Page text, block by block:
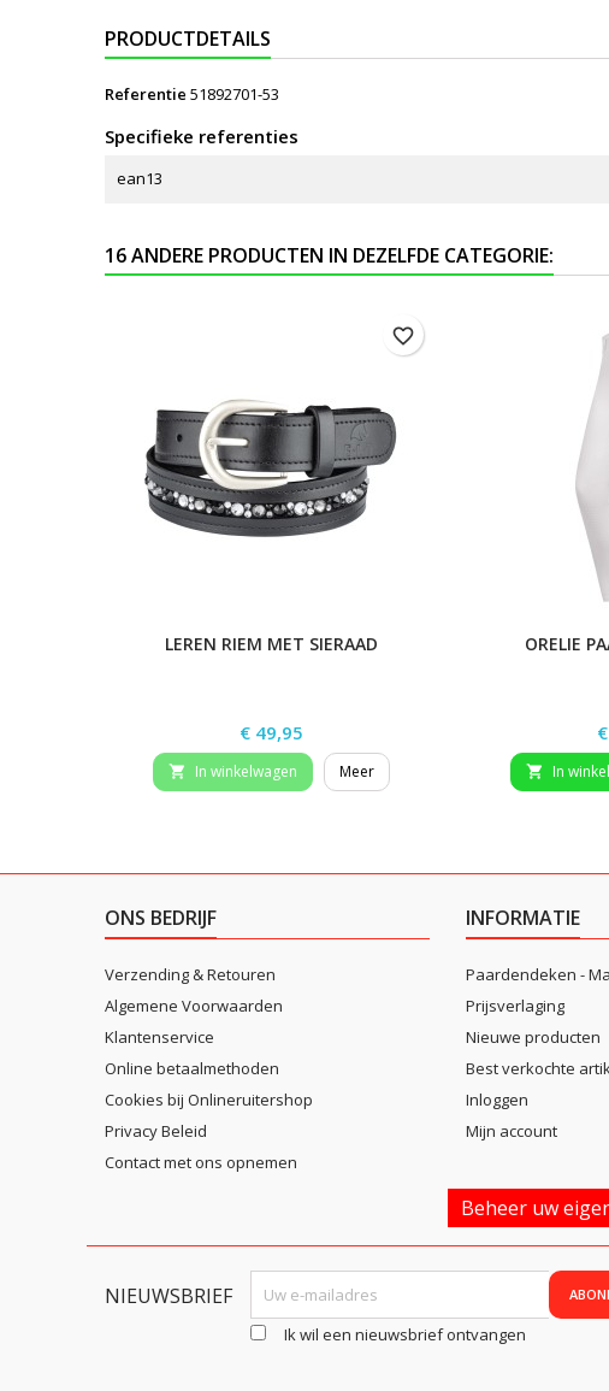
PRODUCTDETAILS
Referentie 51892701-53
Specifieke referenties
ean13
16 ANDERE PRODUCTEN IN DEZELFDE CATEGORIE:
LEREN RIEM MET SIERAAD
Prijs
€ 49,95
 In winkelwagen Meer
favorite_border
ORELIE
 In
ONS BEDRIJF
Verzending & Retouren
Algemene Voorwaarden
Klantenservice
Online betaalmethoden
Cookies bij Onlineruitershop
Privacy Beleid
Contact met ons opnemen
INFORMATIE
Paardendeken -
Prijsverlaging
Nieuwe producten
Best verkochte
Inloggen
Mijn account
Beheer uw
NIEUWSBRIEF
Ik wil een nieuwsbrief ontvangen